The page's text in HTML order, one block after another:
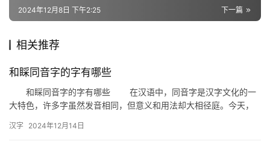
组
词
音
下一篇
2024年12月8日 下午2:25
相关推荐
和睬同音字的字有哪些
和睬同音字的字有哪些 在汉语中，同音字是汉字文化的一
大特色，许多字虽然发音相同，但意义和用法却大相径庭。今天，
具…
汉字 2024年12月14日